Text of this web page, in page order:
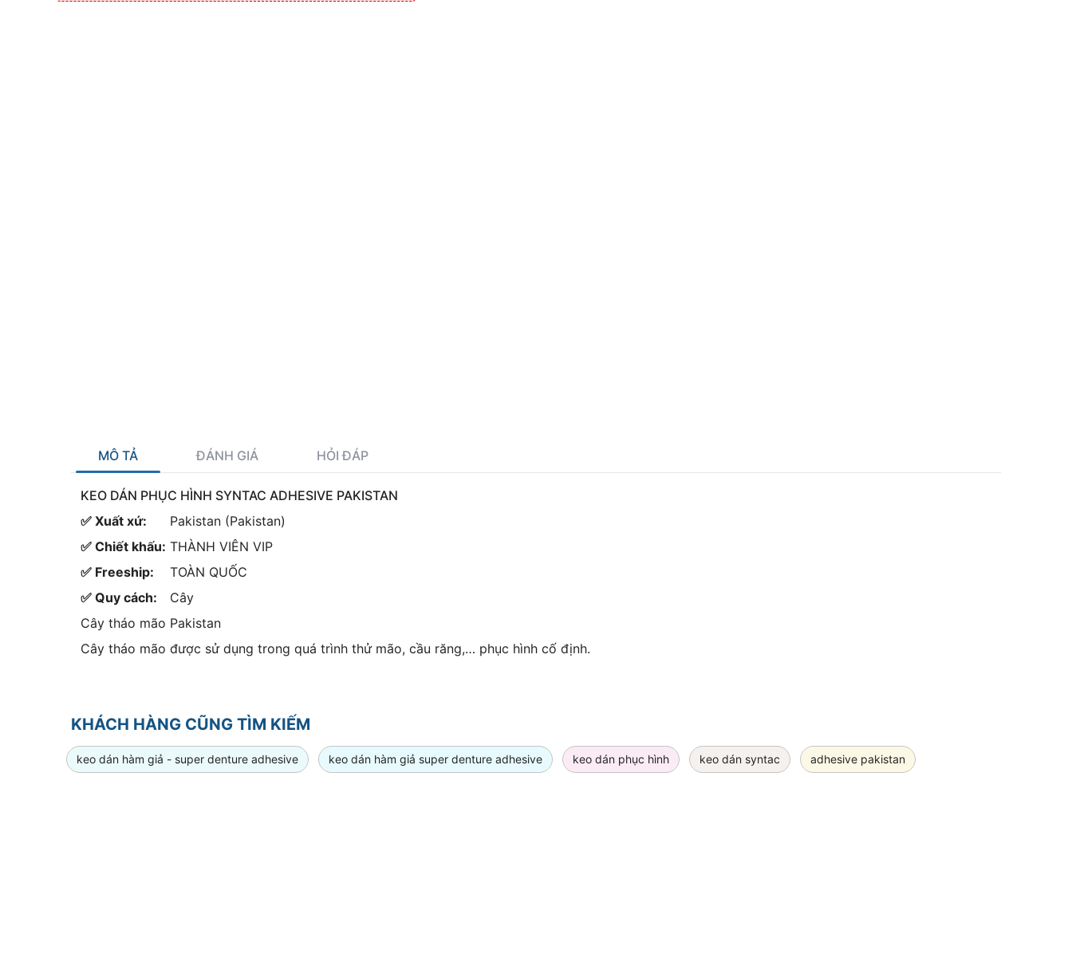
MÔ TẢ ĐÁNH GIÁ HỎI ĐÁP
KEO DÁN PHỤC HÌNH SYNTAC ADHESIVE PAKISTAN
✅ Xuất xứ:
Pakistan (Pakistan)
✅ Chiết khấu: THÀNH VIÊN VIP
✅ Freeship:
TOÀN QUỐC
✅ Quy cách:
Cây
Cây tháo mão Pakistan
Cây tháo mão được sử dụng trong quá trình thử mão, cầu răng,… phục hình cố định.
KHÁCH HÀNG CŨNG TÌM KIẾM
keo dán hàm giả - super denture adhesive keo dán hàm giả super denture adhesive keo dán phục hình keo dán syntac adhesive pakistan